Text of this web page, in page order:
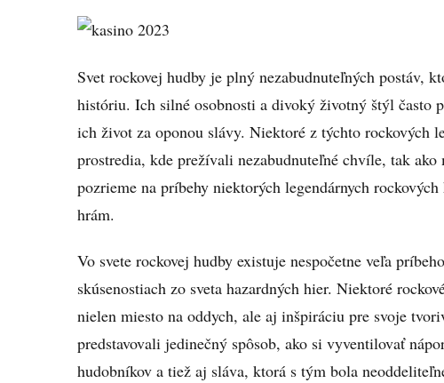
Svet rockovej hudby je plný nezabudnuteľných postáv,
históriu. Ich silné osobnosti a divoký životný štýl často
ich život za oponou slávy. Niektoré z týchto rockových
prostredia, kde prežívali nezabudnuteľné chvíle, tak
pozrieme na príbehy niektorých legendárnych
hrám.
Vo svete rockovej hudby existuje nespočetne veľa
skúsenostiach zo sveta hazardných hier. Niektoré
nielen miesto na oddych, ale aj inšpiráciu pre svoje
predstavovali jedinečný spôsob, ako si vyventilovať
hudobníkov a tiež aj sláva, ktorá s tým bola